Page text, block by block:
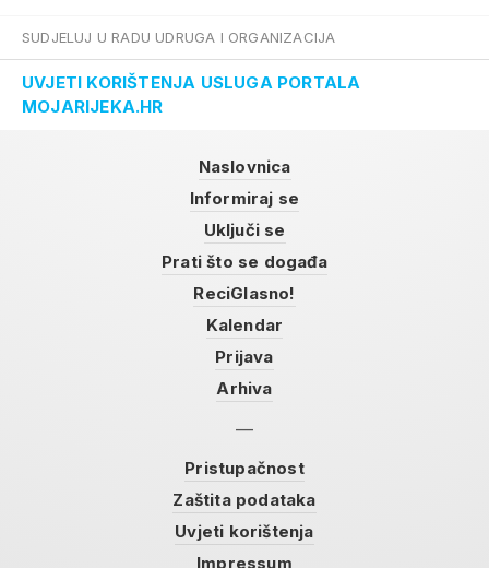
SUDJELUJ U RADU UDRUGA I ORGANIZACIJA
UVJETI KORIŠTENJA USLUGA PORTALA
MOJARIJEKA.HR
Naslovnica
Informiraj se
Uključi se
Prati što se događa
ReciGlasno!
Kalendar
Prijava
Arhiva
Pristupačnost
Zaštita podataka
Uvjeti korištenja
Impressum